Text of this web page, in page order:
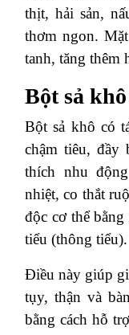
thịt, hải sản,
thơm ngon.
tanh, tăng thêm
Bột sả
Bột sả khô có
chậm tiêu, đầy
thích nhu
nhiệt, co thắt
độc cơ thể
tiểu (thông tiểu).
Điều này giúp
tụy, thận và
bằng cách hỗ